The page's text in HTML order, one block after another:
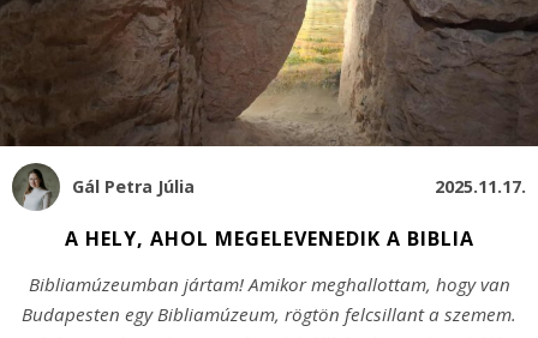
Gál Petra Júlia 2025.11.17.
A HELY, AHOL MEGELEVENEDIK A BIBLIA
Bibliamúzeumban jártam! Amikor meghallottam, hogy van
Budapesten egy Bibliamúzeum, rögtön felcsillant a szemem.